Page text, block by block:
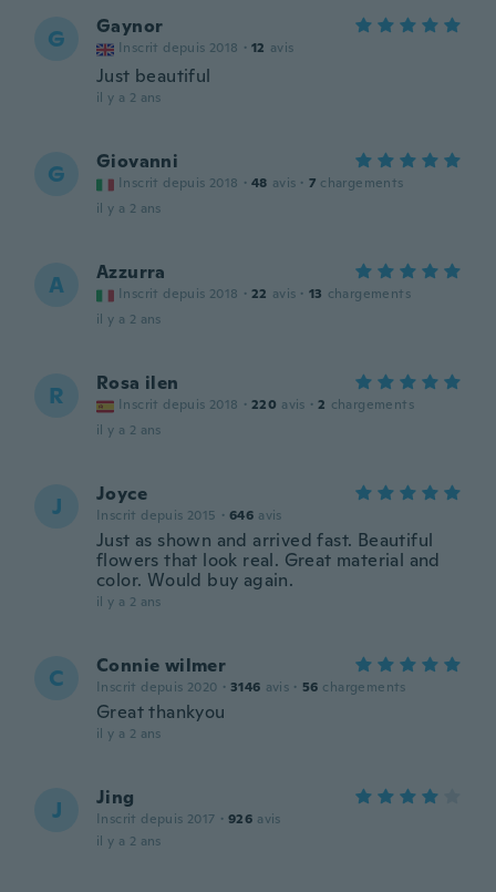
G Gaynor
Inscrit depuis 2018 · 12 avis
Just beautiful
il y a 2 ans
G Giovanni
Inscrit depuis 2018 · 48 avis · 7 chargements
il y a 2 ans
A Azzurra
Inscrit depuis 2018 · 22 avis · 13 chargements
il y a 2 ans
R Rosa ilen
Inscrit depuis 2018 · 220 avis · 2 chargements
il y a 2 ans
J Joyce
Inscrit depuis 2015 · 646 avis
Just as shown and arrived fast. Beautiful
flowers that look real. Great material and
color. Would buy again.
il y a 2 ans
C Connie wilmer
Inscrit depuis 2020 · 3146 avis · 56 chargements
Great thankyou
il y a 2 ans
J Jing
Inscrit depuis 2017 · 926 avis
il y a 2 ans